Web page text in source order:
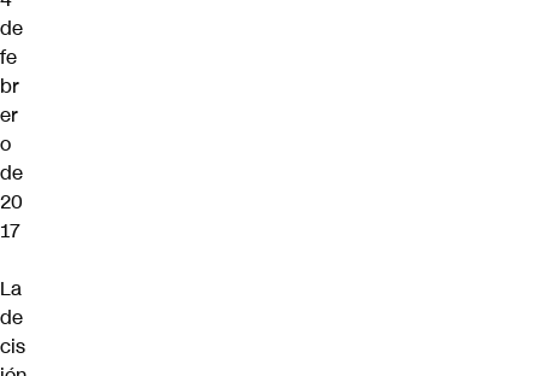
de
fe
br
er
o
de
20
17
La
de
cis